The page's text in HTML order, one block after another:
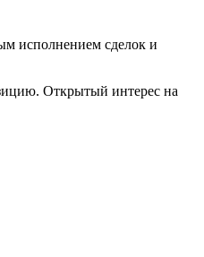
исполнением сделок и
Открытый интерес на